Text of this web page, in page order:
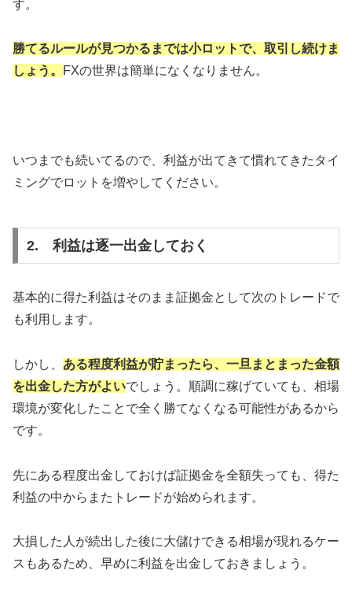
す。
勝てるルールが見つかるまでは小ロットで、取引し続けま
しょう。
FXの世界は簡単になくなりません。
いつまでも続いてるので、利益が出てきて慣れてきたタイ
ミングでロットを増やしてください。
2. 利益は逐一出金しておく
基本的に得た利益はそのまま証拠金として次のトレードで
も利用します。
しかし、 ある程度利益が貯まったら、一旦まとまった金額
を出金した方がよいでしょう。順調に稼げていても、相場
環境が変化したことで全く勝てなくなる可能性があるから
です。
先にある程度出金しておけば証拠金を全額失っても、得た
利益の中からまたトレードが始められます。
大損した人が続出した後に大儲けできる相場が現れるケー
スもあるため、早めに利益を出金しておきましょう。